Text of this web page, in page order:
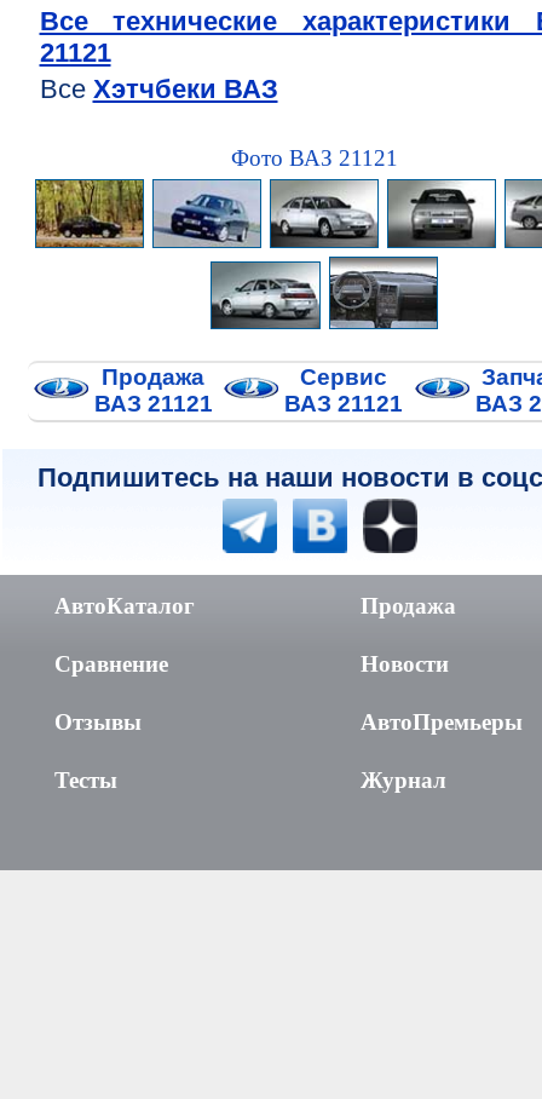
Все технические характеристики
21121
Все Хэтчбеки ВАЗ
Фото ВАЗ 21121
Продажа
ВАЗ 21121
Сервис
ВАЗ 21121
ВАЗ
Подпишитесь на наши новости в
АвтоКаталог
Сравнение
Отзывы
Тесты
Продажа
Новости
АвтоПремьеры
Журнал